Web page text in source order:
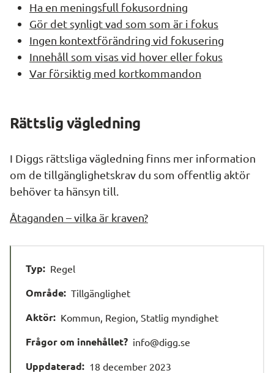
Ha en meningsfull fokusordning
Gör det synligt vad som som är i fokus
Ingen kontextförändring vid fokusering
Innehåll som visas vid hover eller fokus
Var försiktig med kortkommandon
Rättslig vägledning
I Diggs rättsliga vägledning finns mer information
om de tillgänglighetskrav du som offentlig aktör
behöver ta hänsyn till.
Åtaganden – vilka är kraven?
Typ: Regel
Område: Tillgänglighet
Aktör: Kommun, Region, Statlig myndighet
Frågor om innehållet? info@digg.se
Uppdaterad: 18 december 2023